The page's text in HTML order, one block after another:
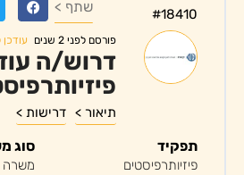
#18410 שתף >
פורסם לפני 2 שנים עודכן
דרוש/ה
תיאור > דרישות >
תפקיד
פיזיותרפיסטים
סוג
משרה